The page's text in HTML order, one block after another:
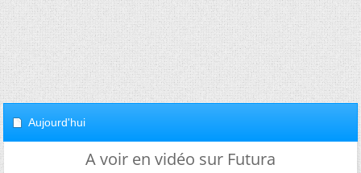
Aujourd'hui
A voir en vidéo sur Futura